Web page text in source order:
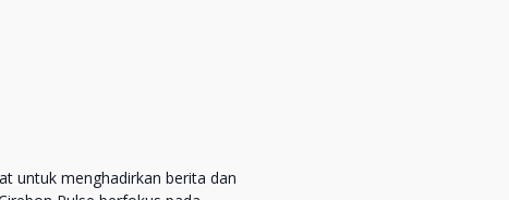
untuk menghadirkan berita dan